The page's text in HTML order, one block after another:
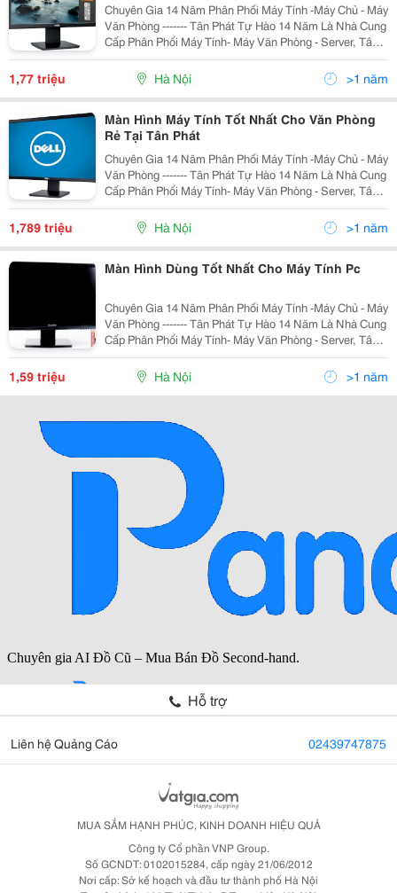
Chuyên Gia 14 Năm Phân Phối Máy Tính -Máy Chủ - Máy
Văn Phòng ------- Tân Phát Tự Hào 14 Năm Là Nhà Cung
Cấp Phân Phối Máy Tính- Máy Văn Phòng - Server, Tân
Phát Cam Kết Đảm Bảo Mang Tới Cho Quý Khách
Những Sản Phẩm Với Mức Giá Rẻ Nhất Hà Nội,
1,77 triệu Hà Nội >1 năm
Màn Hình Máy Tính Tốt Nhất Cho Văn Phòng
Rẻ Tại Tân Phát
Chuyên Gia 14 Năm Phân Phối Máy Tính -Máy Chủ - Máy
Văn Phòng ------- Tân Phát Tự Hào 14 Năm Là Nhà Cung
Cấp Phân Phối Máy Tính- Máy Văn Phòng - Server, Tân
Phát Cam Kết Đảm Bảo Mang Tới Cho Quý Khách
Những Sản Phẩm Với Mức Giá Rẻ Nhất Hà Nội,
1,789 triệu Hà Nội >1 năm
Màn Hình Dùng Tốt Nhất Cho Máy Tính Pc
Chuyên Gia 14 Năm Phân Phối Máy Tính -Máy Chủ - Máy
Văn Phòng ------- Tân Phát Tự Hào 14 Năm Là Nhà Cung
Cấp Phân Phối Máy Tính- Máy Văn Phòng - Server, Tân
Phát Cam Kết Đảm Bảo Mang Tới Cho Quý Khách
Những Sản Phẩm Với Mức Giá Rẻ Nhất Hà Nội,
1,59 triệu Hà Nội >1 năm
Hỗ trợ
Liên hệ Quảng Cáo 02439747875
MUA SẮM HẠNH PHÚC, KINH DOANH HIỆU QUẢ
Công ty Cổ phần VNP Group.
Số GCNDT: 0102015284, cấp ngày 21/06/2012
Nơi cấp: Sở kế hoạch và đầu tư thành phố Hà Nội